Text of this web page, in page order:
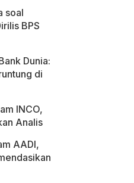
soal
BPS
Dunia:
di
INCO,
Analis
AADI,